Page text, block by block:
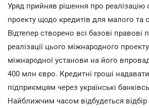
Уряд прийняв рішення про реалізацію
проекту щодо кредитів для малого та
Відтепер створено всі базові правові
реалізації цього міжнародного
міжнародної установи на його
400 млн євро. Кредитні гроші
підприємцям через українські
Найближчим часом відбудеться відбір